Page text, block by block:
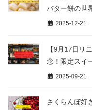
バター餅の世
2025-12-21
【9月17日リ
念！限定スイ
2025-09-21
さくらんぼ好